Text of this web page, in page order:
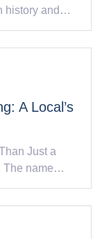
history and…
A Local’s
Just a
The name…